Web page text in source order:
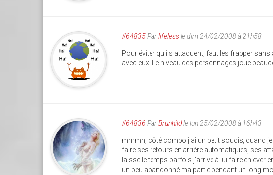
#64835Parlifelessle dim 24/02/2008 à 21h58
Pour éviter qu'ils attaquent, faut les frapper sans
avec eux. Le niveau des personnages joue
#64836 ParBrunhildle lun 25/02/2008 à 16h43
mmmh, côté combo j'ai un petit soucis, quand
faire ses retours en arrière automatiques, ses
laisse le temps parfois j'arrive à lui faire enlever
un peu abandonné ma partie pendant un long